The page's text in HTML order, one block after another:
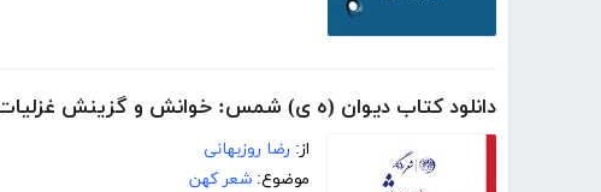
دانلود کتاب دیوان (ه ی) شمس: خوانش و گزینش غزلیات
از: رضا روزبهانی
موضوع: شعر کهن